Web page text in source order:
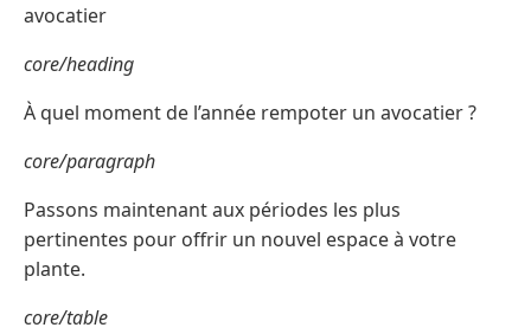
avocatier
core/heading
À quel moment de l’année rempoter un avocatier ?
core/paragraph
Passons maintenant aux périodes les plus
pertinentes pour offrir un nouvel espace à votre
plante.
core/table